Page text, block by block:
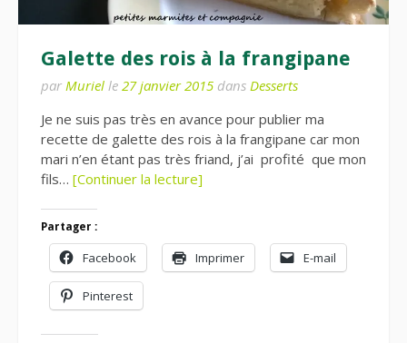
Galette des rois à la frangipane
par Muriel le 27 janvier 2015 dans Desserts
Je ne suis pas très en avance pour publier ma
recette de galette des rois à la frangipane car mon
mari n’en étant pas très friand, j’ai profité que mon
fils… [Continuer la lecture]
Partager :
Facebook Imprimer E-mail
Pinterest